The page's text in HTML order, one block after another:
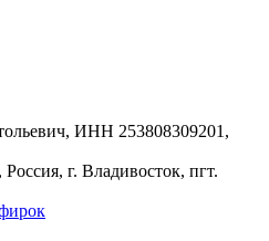
ИНН 253808309201,
г. Владивосток, пгт.